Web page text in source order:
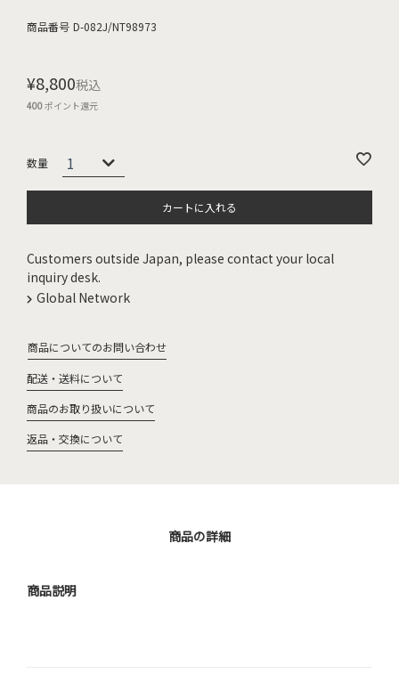
商品番号 D-082J/NT98973
¥8,800税込
400ポイント還元
カートに入れる
Customers outside Japan, please contact your local
inquiry desk.
Global Network
商品についてのお問い合わせ
配送・送料について
商品のお取り扱いについて
返品・交換について
商品の詳細
商品説明